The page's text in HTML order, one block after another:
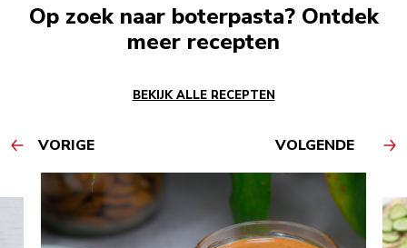
Op zoek naar boterpasta? Ontdek
meer recepten
BEKIJK ALLE RECEPTEN
VORIGE VOLGENDE